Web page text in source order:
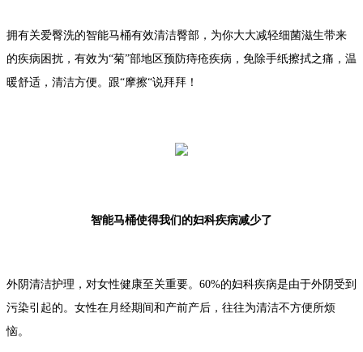
拥有关爱臀洗的智能马桶有效清洁臀部，为你大大减轻细菌滋生带来
的疾病困扰，有效为“菊”部地区预防痔疮疾病，免除手纸擦拭之痛，温
暖舒适，清洁方便。跟“摩擦“说拜拜！
智能马桶使得我们的妇科疾病减少了
外阴清洁护理，对女性健康至关重要。60%的妇科疾病是由于外阴受到
污染引起的。女性在月经期间和产前产后，往往为清洁不方便所烦
恼。